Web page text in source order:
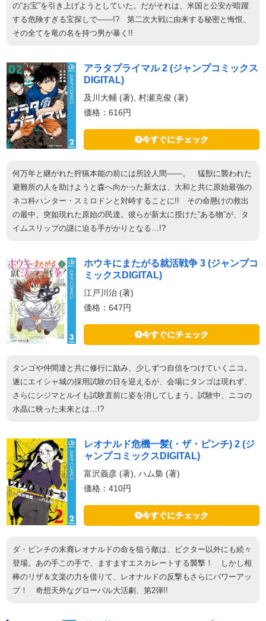
の“お宝”を引き上げようとしていた。だがそれは、米国と公安が暗躍
する危険すぎる宝探しで――!? 第二次大戦に由来する秘密と悔恨、
その全てを竜の名を持つ男が暴く!!
アラタプライマル 2 (ジャンプコミックス
DIGITAL)
及川大輔 (著), 村瀬克俊 (著)
価格：616円
今すぐにチェック
何万年と継がれた狩猟本能の前には所詮人間――。 猛獣に襲われた
避難所の人を助けようと森へ向かった新太は、大和と共に原始最強の
ネコ科ハンター・スミロドンと対峙することに!! その命懸けの救出
の最中、突如現れた原始の民達。彼らが新太に授けた“ある物”が、タ
イムスリップの謎に迫る手がかりとなる…!?
ホウキにまたがる就活戦争 3 (ジャンプコ
ミックスDIGITAL)
江戸川治 (著)
価格：647円
今すぐにチェック
タンゴや仲間達と共に修行に励み、少しずつ自信をつけていくニコ。
遂にエイシャ城の採用試験の日を迎えるが、会場にタンゴは現れず、
さらにシジマとルイも試験直前に姿を消してしまう。試験中、ニコの
水晶に映った未来とは…!?
レオナルド危機一髪(・ザ・ピンチ) 2 (ジ
ャンプコミックスDIGITAL)
富沢義彦 (著), ハム梟 (著)
価格：410円
今すぐにチェック
ダ・ビンチの末裔レオナルドの命を狙う敵は、ビクター以外にも続々
登場。あの手この手で、ますますエスカレートする襲撃！ しかし相
棒のリザ＆文楽の力を借りて、レオナルドの反撃もさらにパワーアッ
プ！ 奇想天外なグローバル大活劇、第2弾!!